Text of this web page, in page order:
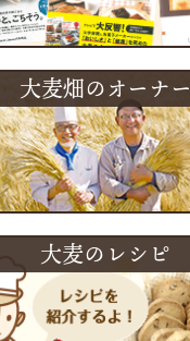
大麦畑のオーナー
大麦のレシピ